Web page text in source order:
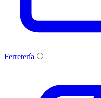
Ferretería